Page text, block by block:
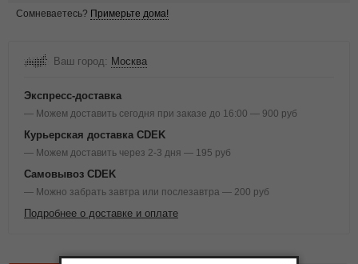
Сомневаетесь? Примерьте дома!
Ваш город: Москва
Экспресс-доставка
— Можем доставить сегодня при заказе до 16:00 — 900 руб
Курьерская доставка CDEK
— Можем доставить через 2-3 дня — 195 руб
Самовывоз CDEK
— Можно забрать завтра или послезавтра — 200 руб
Подробнее о доставке и оплате